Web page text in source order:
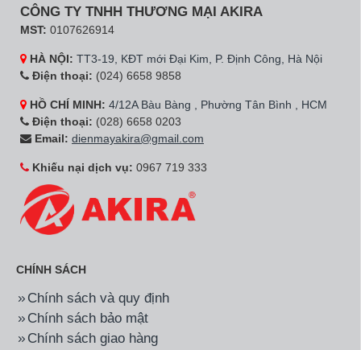
CÔNG TY TNHH THƯƠNG MẠI AKIRA
MST: 0107626914
HÀ NỘI: TT3-19, KĐT mới Đại Kim, P. Định Công, Hà Nội
Điện thoại: (024) 6658 9858
HỒ CHÍ MINH: 4/12A Bàu Bàng , Phường Tân Bình , HCM
Điện thoại: (028) 6658 0203
Email: dienmayakira@gmail.com
Khiếu nại dịch vụ: 0967 719 333
CHÍNH SÁCH
Chính sách và quy định
Chính sách bảo mật
Chính sách giao hàng